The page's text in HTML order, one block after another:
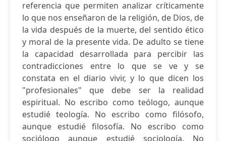
referencia que permiten analizar críticamente
lo que nos enseñaron de la religión, de Dios, de
la vida después de la muerte, del sentido ético
y moral de la presente vida. De adulto se tiene
la capacidad desarrollada para percibir las
contradicciones entre lo que se ve y se
constata en el diario vivir, y lo que dicen los
"profesionales" que debe ser la realidad
espiritual. No escribo como teólogo, aunque
estudié teología. No escribo como filósofo,
aunque estudié filosofía. No escribo como
sociólogo aunque estudié sociología. No